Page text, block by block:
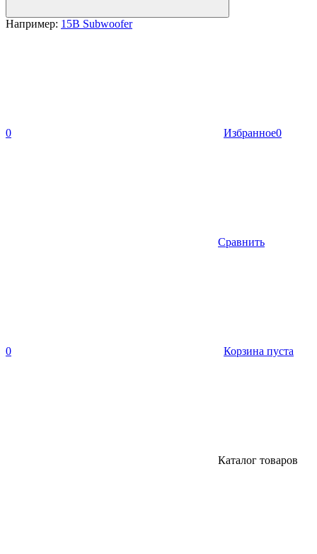
Например: 15B Subwoofer
0 Избранное0
Сравнить
0 Корзина пуста
Каталог товаров